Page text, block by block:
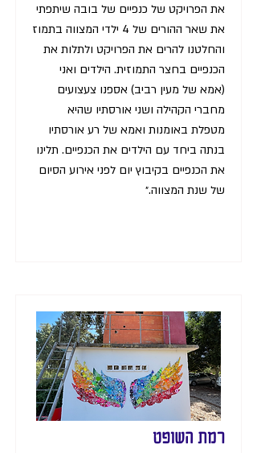
את הפרויקט של כנפיים של בובה שיתפתי
את שאר ההורים של 4 ילדי המצווה בתמוז
והחלטנו להרים את הפרויקט ולתלות את
הכנפיים בחצר התמוזית. הילדים ואני
(אמא של מעין רביב) אספנו צעצועים
מחברי הקהילה ושני אורסתיו שהיא
מטפלת באומנות ואמא של רע אורסתיו
בנתה ביחד עם הילדים את הכנפיים. תלינו
את הכנפיים בקיבוץ יום לפני אירוע הסיום
של שנת המצווה.״
רמת השופט